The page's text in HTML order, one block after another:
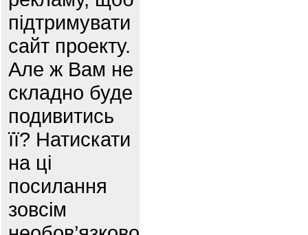
підтримувати
сайт проекту.
Але ж Вам не
складно буде
подивитись
її? Натискати
на ці
посилання
зовсім